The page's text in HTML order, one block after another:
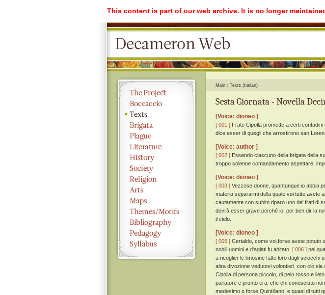
This content is part of our web archive. It is no longer
Main Texts (Italian)
Sesta Giornata - Novella
[Voice: dioneo ]
[ 001 ] Frate Cipolla promette a certi
dice esser di quegli che arrostirono san
[Voice: author ]
[ 002 ] Essendo ciascuno della brigata della
troppo solenne comandamento aspettare,
[Voice: dioneo ]
[ 003 ] Vezzose donne, quantunque io abbia
materia separarmi della quale voi tutte avete
cautamente con subito riparo uno de' frati di
dovrà esser grave perché io, per ben dir la
il cielo.
[Voice: dioneo ]
[ 005 ] Certaldo, come voi forse avete potuto
nobili uomini e d'agiati fu abitato; [ 006 ] nel
a ricoglier le limosine fatte loro dagli sciocchi
altra divozione vedutovi volontieri, con ciò
Cipolla di persona piccolo, di pelo rosso e
parlatore e pronto era, che chi conosciuto
medesimo o forse Quintiliano: e quasi di tutti